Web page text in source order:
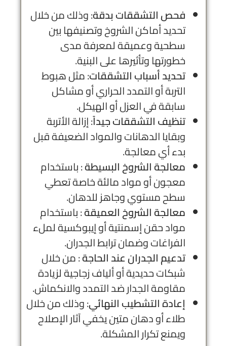
فحص التشققات بدقة: وذلك من خلال
تحديد أماكن الشروخ وتصنيفها بين
سطحية وعميقة لمعرفة مدى
خطورتها وتأثيرها على البنية.
تحديد أسباب التشققات: مثل هبوط
التربة أو التمدد الحراري أو مشاكل
سابقة في العزل أو الهيكل.
تنظيف التشققات جيداً: إزالة الأتربة
وبقايا الدهانات والمواد الضعيفة قبل
بدء أي معالجة.
معالجة الشروخ البسيطة: باستخدام
معجون أو مواد مالئة خاصة تعطي
سطح مستوي وجاهز للدهان.
معالجة الشروخ العميقة: باستخدام
مواد حقن إسمنتية أو إيبوكسية لملء
الفراغات وضمان ترابط الجدران.
تدعيم الجدران عند الحاجة: من خلال
شبكات حديدية أو ألياف زجاجية لزيادة
مقاومة الجدار ضد التمدد والانكماش.
إعادة التشطيب النهائي: وذلك من خلال
طلاء أو دهان متين يخفي آثار الإصلاح
ويمنع تكرار المشكلة.